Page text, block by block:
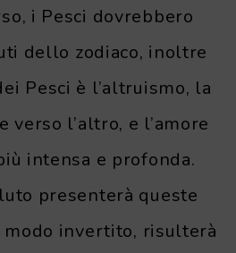
i Pesci dovrebbero
dello zodiaco, inoltre
Pesci è l’altruismo, la
verso l’altro, e l’amore
intensa e profonda.
presenterà queste
invertito, risulterà